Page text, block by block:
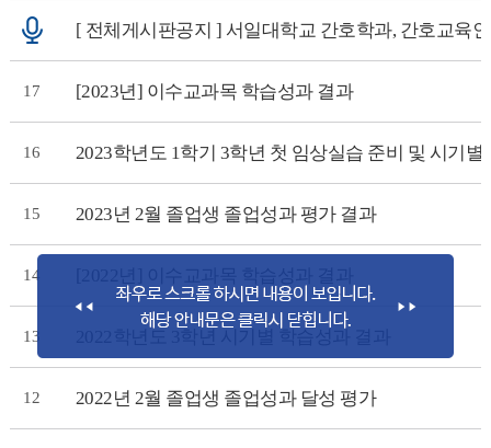
[ 전체게시판공지 ] 서일대학교 간호학과, 간호교육
17 [2023년] 이수교과목 학습성과 결과
16 2023학년도 1학기 3학년 첫 임상실습 준비 및 시기
15 2023년 2월 졸업생 졸업성과 평가 결과
14
13
12 2022년 2월 졸업생 졸업성과 달성 평가